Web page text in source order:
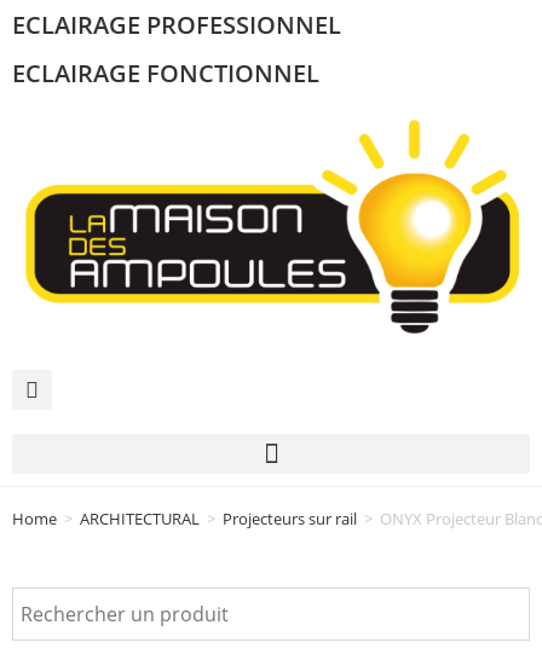
ECLAIRAGE PROFESSIONNEL
ECLAIRAGE FONCTIONNEL
Home > ARCHITECTURAL > Projecteurs sur rail > ONYX Projecteur Blanc